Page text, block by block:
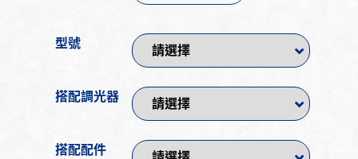
型號
搭配調光器
搭配配件